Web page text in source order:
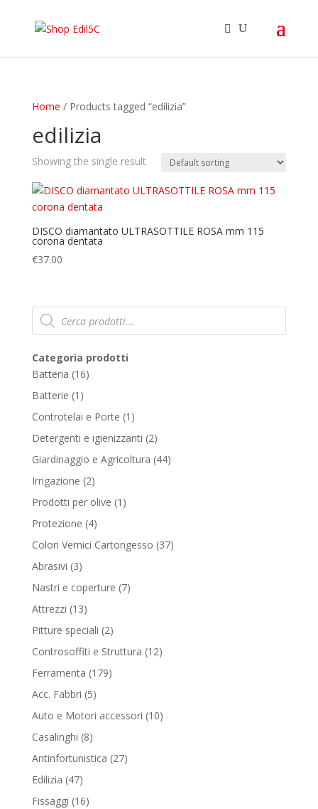
Home / Products tagged “edilizia”
edilizia
Showing the single result
DISCO diamantato ULTRASOTTILE ROSA mm 115
corona dentata
€37.00
Products
search
Categoria prodotti
Batteria 1616
Batterie 1 1
product
Controtelai e Porte 1 1
product
Detergenti e igienizzanti 22
products
Giardinaggio e Agricoltura 4444
Irrigazione 22
products
Prodotti per olive 1 1
Protezione 44
products
Colori Vernici Cartongesso 3737
Abrasivi 33
products
Nastri e coperture 77
Attrezzi 1313
products
Pitture speciali 22
products
Controsoffiti e Struttura 1212
Ferramenta 179179
Acc. Fabbri 55
products
Auto e Motori accessori 1010
Casalinghi 88
products
Antinfortunistica 2727
Edilizia 4747
products
Fissaggi 1616